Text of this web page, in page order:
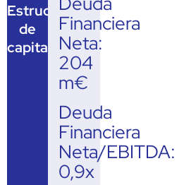
Estructura
de
capital
Financiera
Neta:
204
m€
Deuda
Financiera
Neta/EBITDA:
0,9x